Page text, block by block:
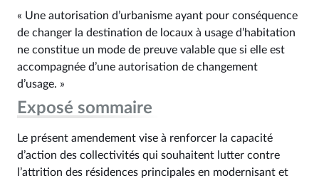
« Une autorisation d’urbanisme ayant pour conséquence
de changer la destination de locaux à usage d’habitation
ne constitue un mode de preuve valable que si elle est
accompagnée d’une autorisation de changement
d’usage. »
Exposé sommaire
Le présent amendement vise à renforcer la capacité
d’action des collectivités qui souhaitent lutter contre
l’attrition des résidences principales en modernisant et